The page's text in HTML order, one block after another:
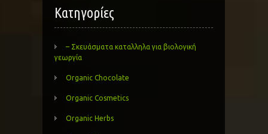
Kατηγορίες
– Σκευάσματα καταλληλα για βιολογική
γεωργία
Organic Chocolate
Organic Cosmetics
Organic Herbs